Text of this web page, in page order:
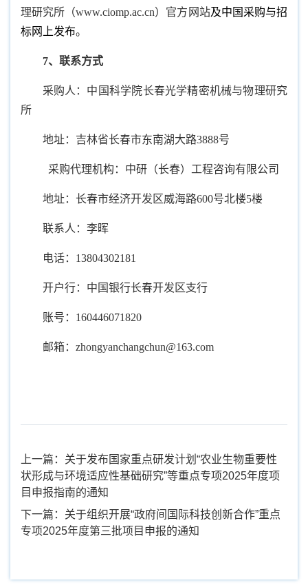
理研究所（www.ciomp.ac.cn）官方网站及中国采购与招
标网上发布。
7、联系方式
采购人：中国科学院长春光学精密机械与物理研究
所
地址：吉林省长春市东南湖大路3888号
采购代理机构：中研（长春）工程咨询有限公司
地址：长春市经济开发区威海路600号北楼5楼
联系人：李晖
电话：13804302181
开户行：中国银行长春开发区支行
账号：160446071820
邮箱：zhongyanchangchun@163.com
上一篇：关于发布国家重点研发计划“农业生物重要性
状形成与环境适应性基础研究”等重点专项2025年度项
目申报指南的通知
下一篇：关于组织开展“政府间国际科技创新合作”重点
专项2025年度第三批项目申报的通知